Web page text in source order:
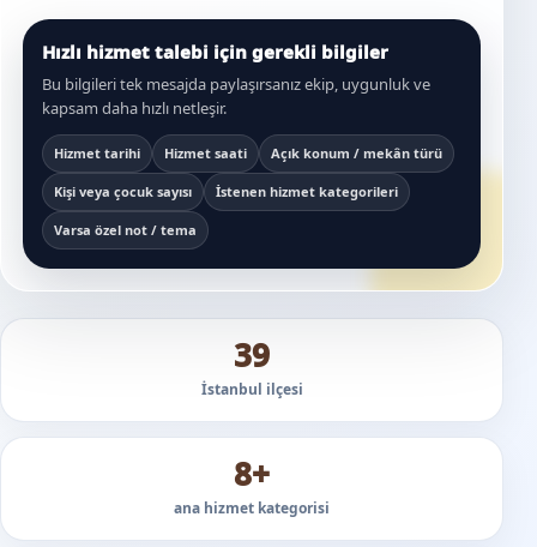
Hızlı hizmet talebi için gerekli bilgiler
Bu bilgileri tek mesajda paylaşırsanız ekip, uygunluk ve
kapsam daha hızlı netleşir.
Hizmet tarihi Hizmet saati Açık konum / mekân türü
Kişi veya çocuk sayısı İstenen hizmet kategorileri
Varsa özel not / tema
39
İstanbul ilçesi
8+
ana hizmet kategorisi